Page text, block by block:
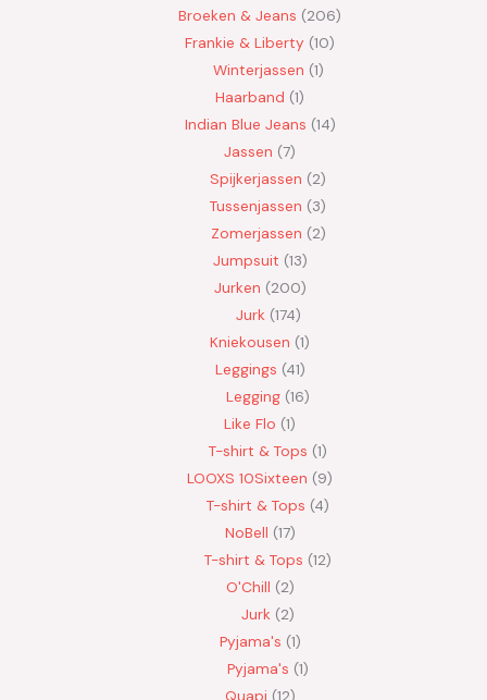
Broeken & Jeans
206
Frankie & Liberty 10
Winterjassen 1
Haarband 1
Indian Blue Jeans 14
Jassen 7
Spijkerjassen
2
Tussenjassen
3
Zomerjassen 2
Jumpsuit 13
Jurken 200
Jurk 174
Kniekousen 1
Leggings 41
Legging 16
Like Flo 1
T-shirt & Tops 1
LOOXS 10Sixteen
9
T-shirt & Tops 4
NoBell 17
T-shirt & Tops 12
O'Chill 2
Jurk 2
Pyjama's 1
Pyjama's 1